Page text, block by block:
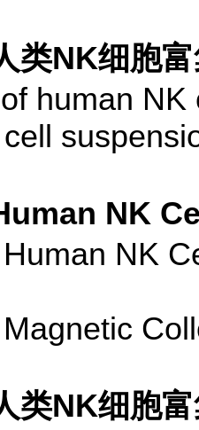
NK细胞富
human
NK
NK
NK细胞富